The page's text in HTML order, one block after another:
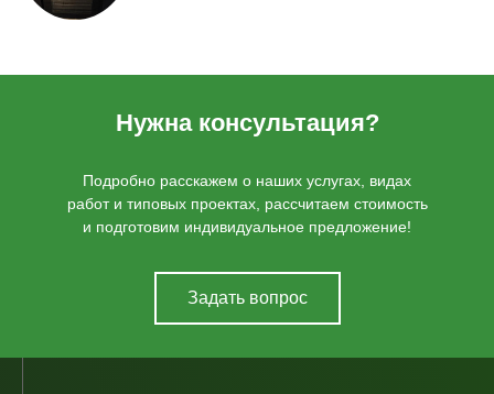
Нужна консультация?
Подробно расскажем о наших услугах, видах
работ и типовых проектах, рассчитаем стоимость
и подготовим индивидуальное предложение!
Задать вопрос